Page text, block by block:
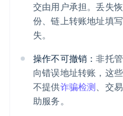
交由用户承担。丢失
份、链上转账地址填
失。
操作不可撤销：非托
向错误地址转账，这
不提供诈骗检测、交
助服务。